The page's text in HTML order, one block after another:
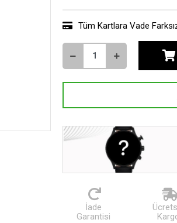
Tüm Kartlara Vade
İade
Garantisi